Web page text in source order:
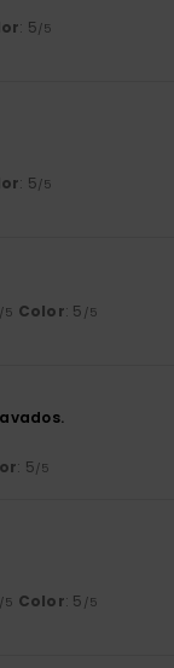
: 5/5
: 5/5
/5 Color: 5 /5
: 5/5
/5 Color: 5 /5